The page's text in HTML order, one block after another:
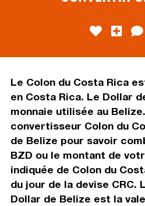
Le Colon du Costa Rica
en Costa Rica. Le Dollar
monnaie utilisée au
convertisseur Colon du
de Belize pour savoir
BZD ou le montant de
indiquée de Colon du
du jour de la devise CRC.
Dollar de Belize est la